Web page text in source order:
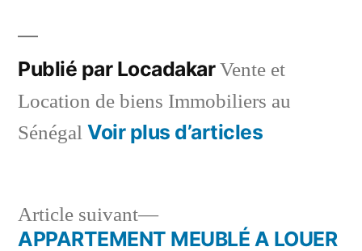
Publié par LocadakarVente et
Location de biens Immobiliers au
Sénégal Voir plus d’articles
Article suivant
Article
suivant :
APPARTEMENT MEUBLÉ A LOUER